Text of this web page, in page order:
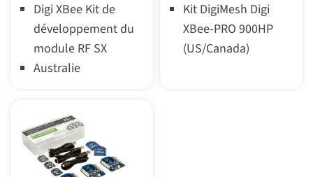
Digi XBee Kit de
développement du
module RF SX
Australie
Kit DigiMesh Digi
XBee-PRO 900HP
(US/Canada)